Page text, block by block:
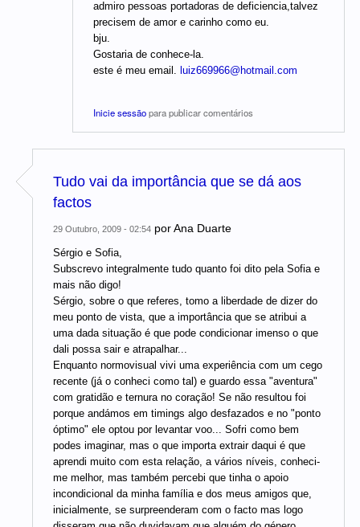
admiro pessoas portadoras de deficiencia,talvez
precisem de amor e carinho como eu.
bju.
Gostaria de conhece-la.
este é meu email. luiz669966@hotmail.com
Inicie sessãopara publicar comentários
Tudo vai da importância que se dá aos
factos
29 Outubro, 2009 - 02:54 porAna Duarte
Sérgio e Sofia,
Subscrevo integralmente tudo quanto foi dito pela Sofia e
mais não digo!
Sérgio, sobre o que referes, tomo a liberdade de dizer do
meu ponto de vista, que a importância que se atribui a
uma dada situação é que pode condicionar imenso o que
dali possa sair e atrapalhar...
Enquanto normovisual vivi uma experiência com um cego
recente (já o conheci como tal) e guardo essa "aventura"
com gratidão e ternura no coração! Se não resultou foi
porque andámos em timings algo desfazados e no "ponto
óptimo" ele optou por levantar voo... Sofri como bem
podes imaginar, mas o que importa extrair daqui é que
aprendi muito com esta relação, a vários níveis, conheci-
me melhor, mas também percebi que tinha o apoio
incondicional da minha família e dos meus amigos que,
inicialmente, se surpreenderam com o facto mas logo